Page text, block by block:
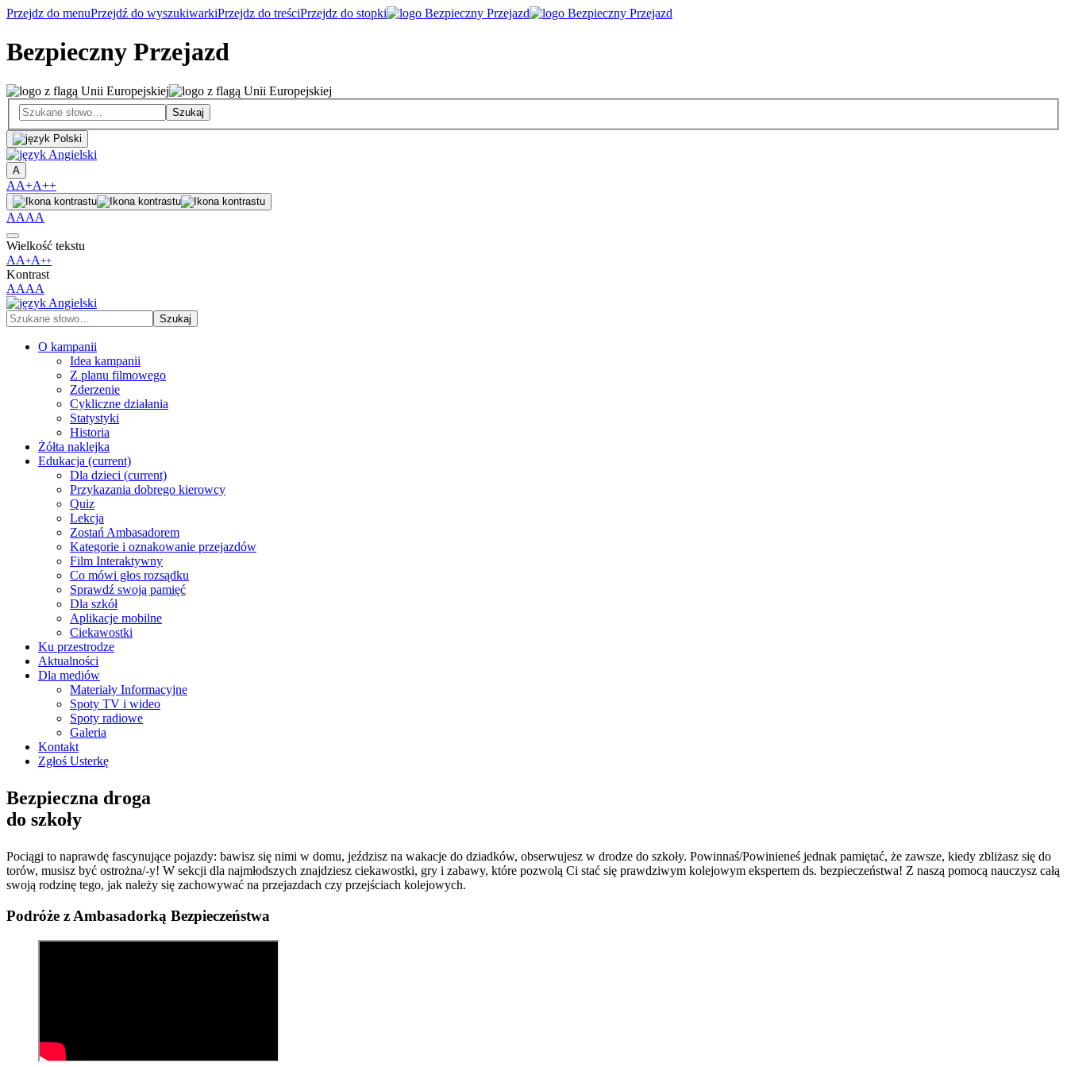
Przejdz do menuPrzejdź do wyszukiwarkiPrzejdz do treściPrzejdz do stopki
Bezpieczny Przejazd
A
AA+A++
AAAA
Wielkość tekstu
AA+A++
Kontrast
AAAA
O kampanii
Idea kampanii
Z planu filmowego
Zderzenie
Cykliczne działania
Statystyki
Historia
Żółta naklejka
Edukacja (current)
Dla dzieci (current)
Przykazania dobrego kierowcy
Quiz
Lekcja
Zostań Ambasadorem
Kategorie i oznakowanie przejazdów
Film Interaktywny
Co mówi głos rozsądku
Sprawdź swoją pamięć
Dla szkół
Aplikacje mobilne
Ciekawostki
Ku przestrodze
Aktualności
Dla mediów
Materiały Informacyjne
Spoty TV i wideo
Spoty radiowe
Galeria
Kontakt
Zgłoś Usterkę
Bezpieczna droga
do szkoły
Pociągi to naprawdę fascynujące pojazdy: bawisz się nimi w domu, jeździsz na wakacje do dziadków, obserwujesz w drodze do szkoły. Powinnaś/Powinieneś jednak pamiętać, że zawsze, kiedy zbliżasz się do
torów, musisz być ostrożna/-y! W sekcji dla najmłodszych znajdziesz ciekawostki, gry i zabawy, które pozwolą Ci stać się prawdziwym kolejowym ekspertem ds. bezpieczeństwa! Z naszą pomocą nauczysz całą
swoją rodzinę tego, jak należy się zachowywać na przejazdach czy przejściach kolejowych.
Podróże z Ambasadorką Bezpieczeństwa